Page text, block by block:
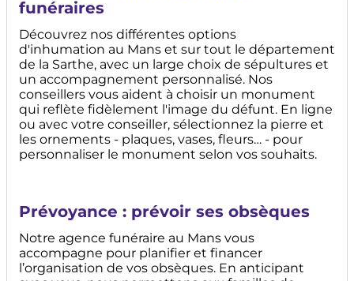
funéraires
Découvrez nos différentes options
d'inhumation au Mans et sur tout le département
de la Sarthe, avec un large choix de sépultures et
un accompagnement personnalisé. Nos
conseillers vous aident à choisir un monument
qui reflète fidèlement l'image du défunt. En ligne
ou avec votre conseiller, sélectionnez la pierre et
les ornements - plaques, vases, fleurs… - pour
personnaliser le monument selon vos souhaits.
Prévoyance : prévoir ses obsèques
Notre agence funéraire au Mans vous
accompagne pour planifier et financer
l’organisation de vos obsèques. En anticipant